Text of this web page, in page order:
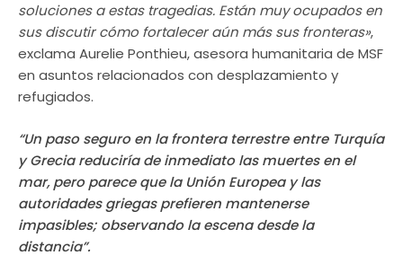
soluciones a estas tragedias. Están muy ocupados en
sus discutir cómo fortalecer aún más sus fronteras»,
exclama Aurelie Ponthieu, asesora humanitaria de MSF
en asuntos relacionados con desplazamiento y
refugiados.
“Un paso seguro en la frontera terrestre entre Turquía
y Grecia reduciría de inmediato las muertes en el
mar, pero parece que la Unión Europea y las
autoridades griegas prefieren mantenerse
impasibles; observando la escena desde la
distancia”.